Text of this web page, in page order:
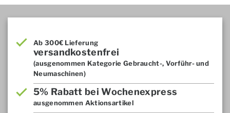
Ab 300€ Lieferung
versandkostenfrei
(ausgenommen Kategorie Gebraucht-, Vorführ- und
Neumaschinen)
5% Rabatt bei Wochenexpress
ausgenommen Aktionsartikel